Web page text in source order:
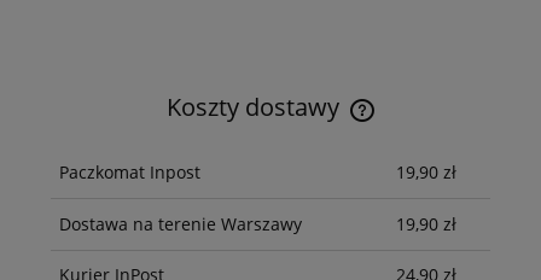
Koszty dostawy
Cena nie zawiera ewentualnych kosztów płatności
Paczkomat Inpost 19,90 zł
Dostawa na terenie Warszawy 19,90 zł
Kurier InPost 24,90 zł